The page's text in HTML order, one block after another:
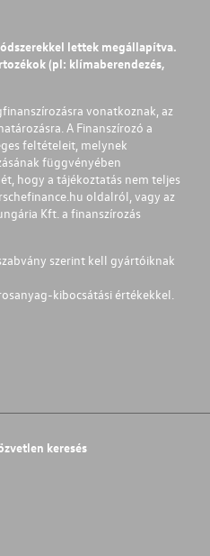
lettek megállapítva.
(pl: klímaberendezés,
vonatkoznak, az
A Finanszírozó a
feltételeit, melynek
függvényében
hogy a tájékoztatás nem teljes
oldalról, vagy az
Kft. a finanszírozás
szerint kell gyártóiknak
kibocsátási értékekkel.
keresés